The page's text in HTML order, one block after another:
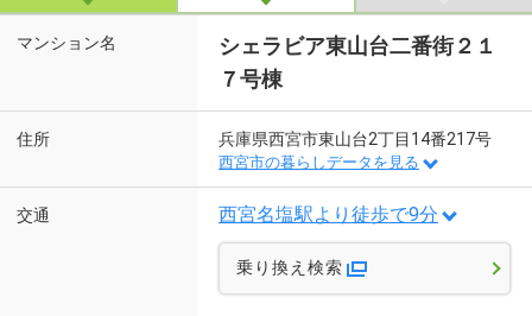
マンション名
シェラビア東山台二番街２１
７号棟
住所 兵庫県西宮市東山台2丁目14番217号
西宮市の暮らしデータを見る
交通 西宮名塩駅より徒歩で9分
乗り換え検索